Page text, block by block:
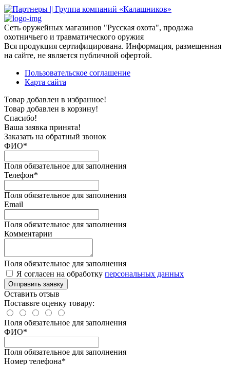
Сеть оружейных магазинов "Русская охота", продажа
охотничьего и травматического оружия
Вся продукция сертифицирована. Информация, размещенная
на сайте, не является публичной офертой.
Пользовательское соглашение
Карта сайта
Товар добавлен в избранное!
Товар добавлен в корзину!
Спасибо!
Ваша заявка принята!
Заказать на обратный звонок
ФИО*
Поля обязательное для заполнения
Телефон*
Поля обязательное для заполнения
Email
Поля обязательное для заполнения
Комментарии
Поля обязательное для заполнения
Я согласен на обработку персональных данных
Отправить заявку
Оставить отзыв
Поставьте оценку товару:
Поля обязательное для заполнения
ФИО*
Поля обязательное для заполнения
Номер телефона*